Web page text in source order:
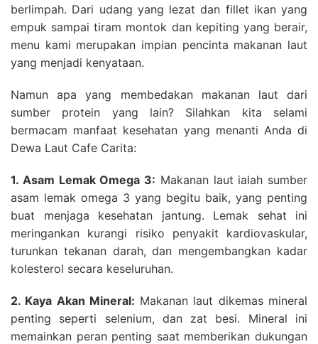
berlimpah. Dari udang yang lezat dan fillet ikan yang
empuk sampai tiram montok dan kepiting yang berair,
menu kami merupakan impian pencinta makanan laut
yang menjadi kenyataan.
Namun apa yang membedakan makanan laut dari
sumber protein yang lain? Silahkan kita selami
bermacam manfaat kesehatan yang menanti Anda di
Dewa Laut Cafe Carita:
1. Asam Lemak Omega 3: Makanan laut ialah sumber
asam lemak omega 3 yang begitu baik, yang penting
buat menjaga kesehatan jantung. Lemak sehat ini
meringankan kurangi risiko penyakit kardiovaskular,
turunkan tekanan darah, dan mengembangkan kadar
kolesterol secara keseluruhan.
2. Kaya Akan Mineral: Makanan laut dikemas mineral
penting seperti selenium, dan zat besi. Mineral ini
memainkan peran penting saat memberikan dukungan